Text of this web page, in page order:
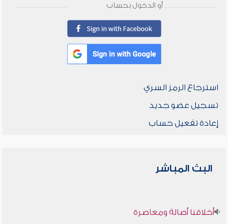
أو الدخول بحساب
استرجاع الرمز السري
تسجيل عضو جديد
إعادة تفعيل حساب
البث المباشر
أخلاقنا أصالة ومعاصرة